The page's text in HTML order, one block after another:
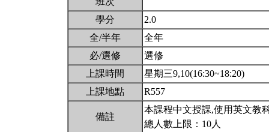
學分
2.0
全/半年
全年
必/選修
選修
上課時間
星期三9,10(16:30~18:20)
上課地點
R557
備註
本課程中文授課,使用英文教
總人數上限：10人